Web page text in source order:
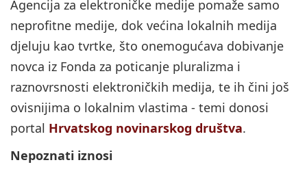
Agencija za elektroničke medije pomaže samo
neprofitne medije, dok većina lokalnih medija
djeluju kao tvrtke, što onemogućava dobivanje
novca iz Fonda za poticanje pluralizma i
raznovrsnosti elektroničkih medija, te ih čini još
ovisnijima o lokalnim vlastima - temi donosi
portal Hrvatskog novinarskog društva.
Nepoznati iznosi